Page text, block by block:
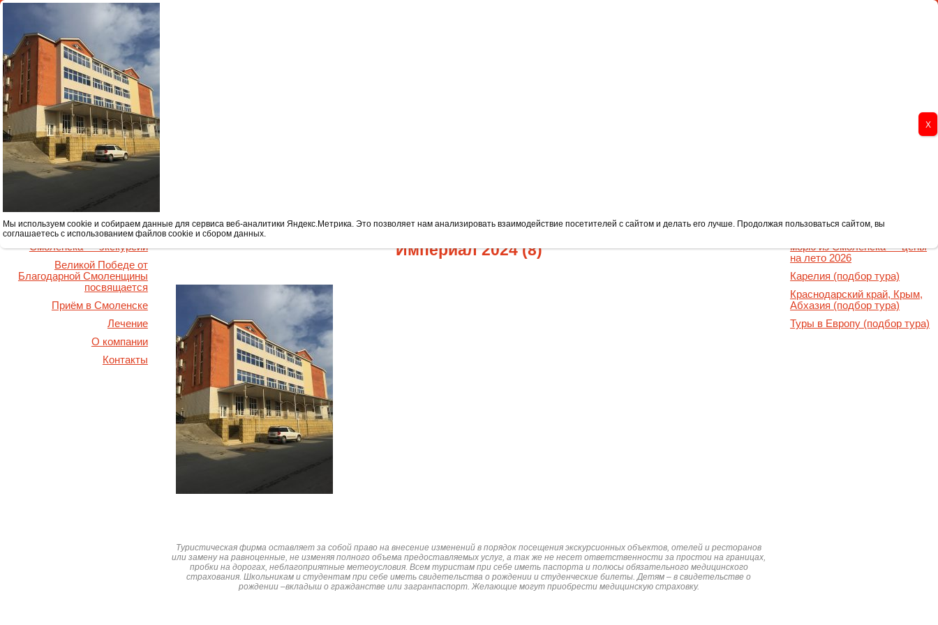
Главная Туры в Смоленск
Туры выходного дня из
Смоленска — экскурсии
Великой Победе от
Благодарной Смоленщины
посвящается
Приём в Смоленске
Лечение
О компании
Контакты
Империал 2024 (8)
Туристическая фирма оставляет за собой право на внесение изменений в порядок посещения экскурсионных объектов, отелей и ресторанов
или замену на равноценные, не изменяя полного объема предоставляемых услуг, а так же не несет ответственности за простои на границах,
пробки на дорогах, неблагоприятные метеоусловия. Всем туристам при себе иметь паспорта и полюсы обязательного медицинского
страхования. Школьникам и студентам при себе иметь свидетельства о рождении и студенческие билеты. Детям – в свидетельстве о
рождении –вкладыш о гражданстве или загранпаспорт. Желающие могут приобрести медицинскую страховку.
морю из Смоленска — цены
на лето 2026
Карелия (подбор тура)
Краснодарский край, Крым,
Абхазия (подбор тура)
Туры в Европу (подбор тура)
Мы используем cookie и собираем данные для сервиса веб-аналитики Яндекс.Метрика. Это позволяет нам анализировать взаимодействие посетителей с сайтом и делать его лучше. Продолжая пользоваться сайтом, вы
соглашаетесь с использованием файлов cookie и сбором данных.